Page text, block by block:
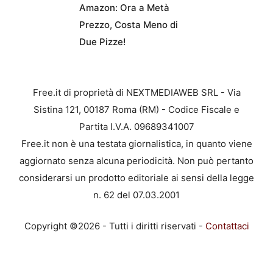
Amazon: Ora a Metà
Prezzo, Costa Meno di
Due Pizze!
Free.it di proprietà di NEXTMEDIAWEB SRL - Via
Sistina 121, 00187 Roma (RM) - Codice Fiscale e
Partita I.V.A. 09689341007
Free.it non è una testata giornalistica, in quanto viene
aggiornato senza alcuna periodicità. Non può pertanto
considerarsi un prodotto editoriale ai sensi della legge
n. 62 del 07.03.2001
Copyright ©2026 - Tutti i diritti riservati - Contattaci